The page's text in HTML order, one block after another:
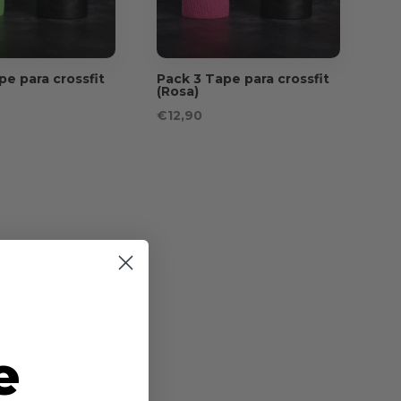
para crossfit Pack 3 Tape para crossfit
(Rosa)
€12,90